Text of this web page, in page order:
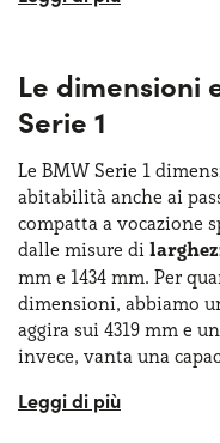
o integrale. L’ultima
stessa piattaforma
quanto le dimensioni
La BMW Serie 1
per chi desidera
delle prestazioni
soluzione è
dalle aziende, grazie
includono servizi
l'assicurazione.
Le dimensioni
Serie 1
Le BMW Serie 1
abitabilità anche ai
compatta a vocazione
dalle misure di
mm e 1434 mm. Per
dimensioni, abbiamo
aggira sui 4319 mm e
invece, vanta una
Esteticamente, il